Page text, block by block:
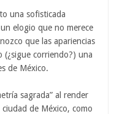
una sofisticada
elogio que no merece
que las apariencias
(¿sigue corriendo?) una
de México.
sagrada” al render
de México, como